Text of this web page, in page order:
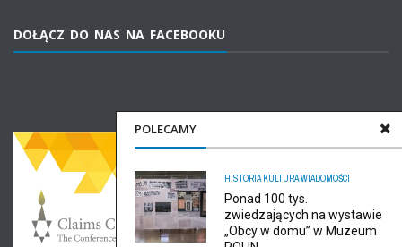
POLECAMY
HISTORIA KULTURAWIADOMOŚCI
Ponad 100 tys.
zwiedzających na wystawie
„Obcy w domu” w Muzeum
DOŁĄCZ DO NAS NA FACEBOOKU